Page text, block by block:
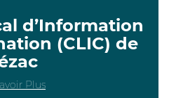
d’Information
(CLIC) de
Plus